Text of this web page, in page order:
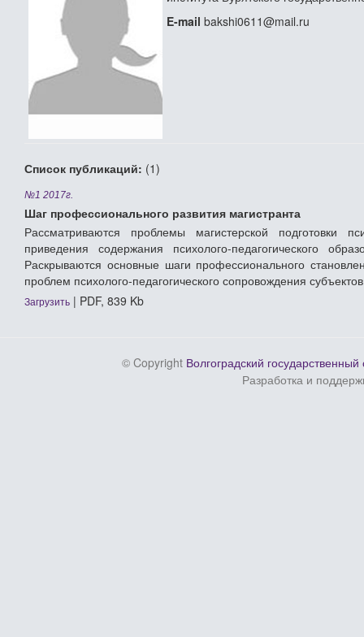
E-mail bakshi0611@mail.ru
Список публикаций: (1)
№1 2017г.
Шаг профессионального развития магистранта
Рассматриваются проблемы магистерской подготовки
приведения содержания психолого-педагогического
Раскрываются основные шаги профессионального
проблем психолого-педагогического сопровождения
Загрузить | PDF, 839 Kb
© Copyright Волгоградский
Разработка и